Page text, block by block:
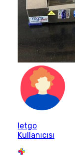
letgo
Kullanıcısı